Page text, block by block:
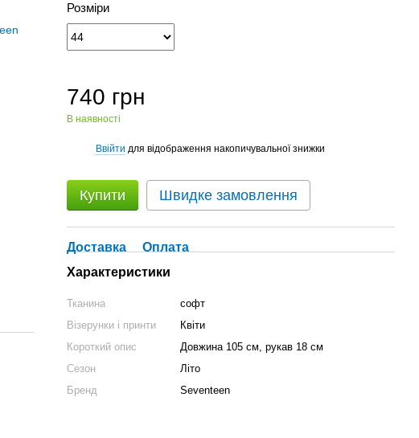
Розміри
740 грн
В наявності
Ввійти для відображення накопичувальної знижки
Купити Швидке замовлення
Доставка
Оплата
Характеристики
Тканина
софт
Візерунки і принти
Квіти
Короткий опис
Довжина 105 см, рукав 18 см
Сезон
Літо
Бренд
Seventeen